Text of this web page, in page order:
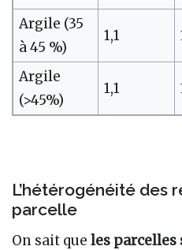
Argile (35
à 45 %)
1,1
Argile
(>45%)
1,1
L’hétérogénéité des
parcelle
On sait que les parcelles